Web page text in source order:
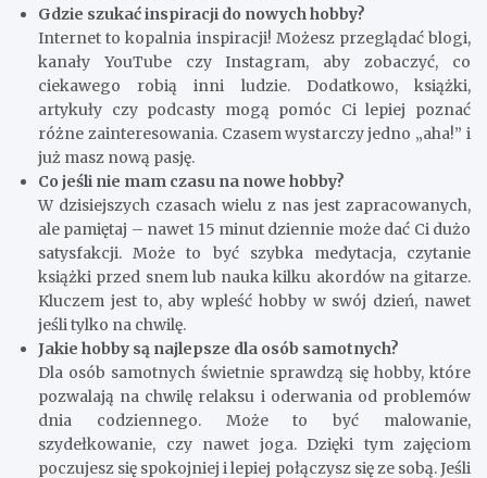
komfortu i poeksperymentuj. Od artystycznych zajęć jak
rysowanie, po sportowe, jak bieganie czy jazda na
rowerze – możliwości jest mnóstwo. Najważniejsze to
dać sobie czas na odkrywanie. Czasem warto po prostu
spróbować czegoś zupełnie nowego, a z czasem
znajdziesz to, co najbardziej Cię pasjonuje.
Czy hobby może pomóc w walce z samotnością?
Oczywiście! Nowe pasje nie tylko pozwalają na spędzanie
czasu w sposób twórczy, ale także pomagają w
budowaniu poczucia wartości. Możesz połączyć hobby z
nowymi znajomościami – zapisz się na warsztaty lub do
klubu zainteresowań. W ten sposób w naturalny sposób
zyskasz szansę na zawarcie nowych przyjaźni.
Gdzie szukać inspiracji do nowych hobby?
Internet to kopalnia inspiracji! Możesz przeglądać blogi,
kanały YouTube czy Instagram, aby zobaczyć, co
ciekawego robią inni ludzie. Dodatkowo, książki,
artykuły czy podcasty mogą pomóc Ci lepiej poznać
różne zainteresowania. Czasem wystarczy jedno „aha!” i
już masz nową pasję.